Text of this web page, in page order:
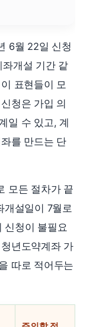
6월 22일 신청
개설 기간 같
표현들이 모
청은 가입 의
일 수 있고, 계
를 만드는 단
모든 절차가 끝
개설일이 7월로
신청이 불필요
년도약계좌 가
따로 적어두는